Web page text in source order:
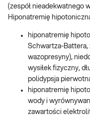
(zespół nieadekwatnego
Hiponatremię
hiponatremię
Schwartza-Battera,
wazopresyny),
wysiłek fizyczny,
polidypsja
hiponatremię
wody i
zawartości